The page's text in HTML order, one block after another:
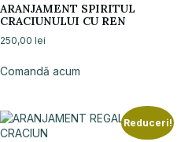
ARANJAMENT SPIRITUL
CRACIUNULUI CU REN
250,00 lei
Comandă acum
Reduceri!